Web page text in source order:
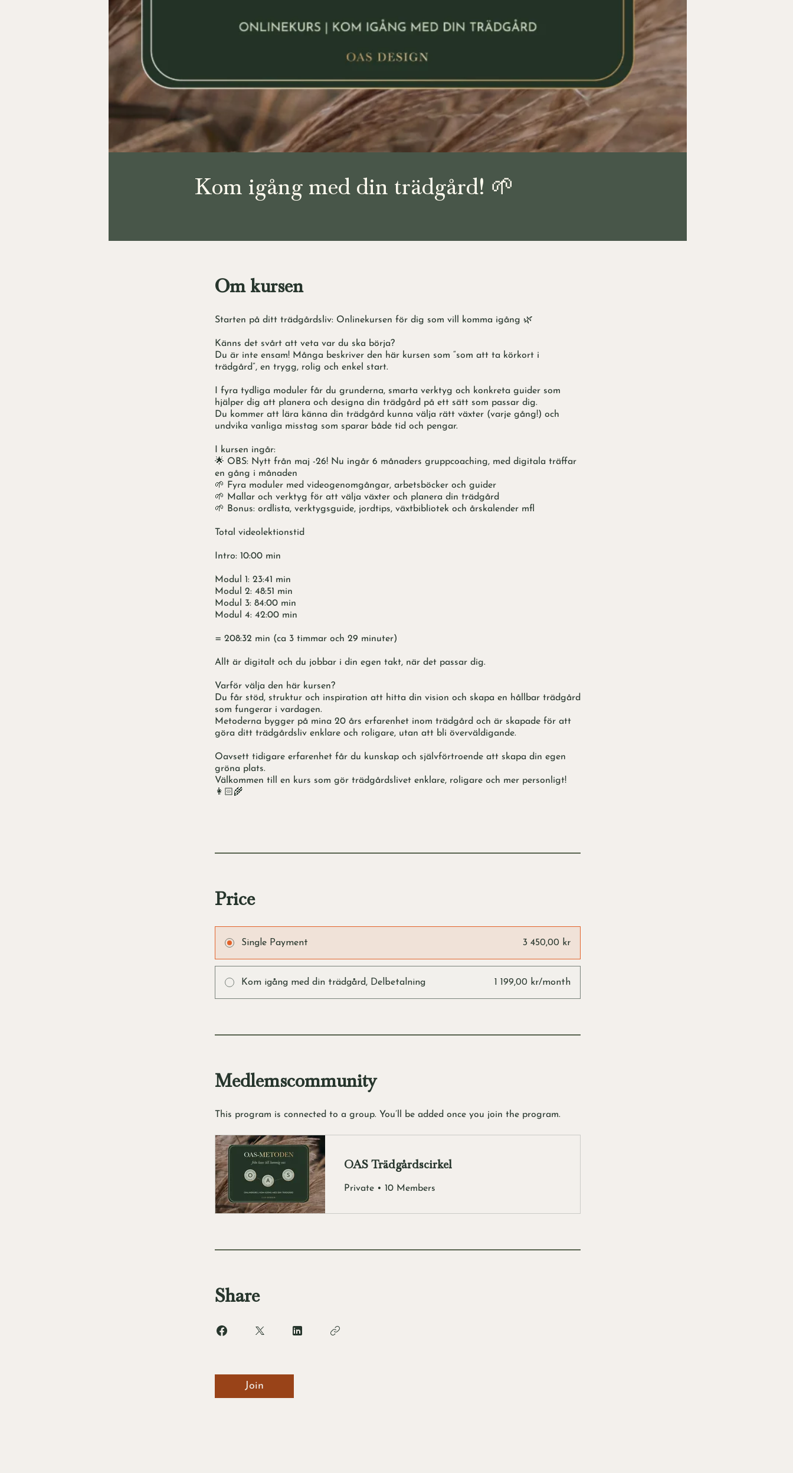
Kom igång med din trädgård! 🌱
Om kursen
Starten på ditt trädgårdsliv: Onlinekursen för dig som vill komma igång 🌿
Känns det svårt att veta var du ska börja?
Du är inte ensam! Många beskriver den här kursen som “som att ta körkort i
trädgård”, en trygg, rolig och enkel start.
I fyra tydliga moduler får du grunderna, smarta verktyg och konkreta guider som
hjälper dig att planera och designa din trädgård på ett sätt som passar dig.
Du kommer att lära känna din trädgård kunna välja rätt växter (varje gång!) och
undvika vanliga misstag som sparar både tid och pengar.
I kursen ingår:
🌟 OBS: Nytt från maj -26! Nu ingår 6 månaders gruppcoaching, med digitala träffar
en gång i månaden
🌱 Fyra moduler med videogenomgångar, arbetsböcker och guider
🌱 Mallar och verktyg för att välja växter och planera din trädgård
🌱 Bonus: ordlista, verktygsguide, jordtips, växtbibliotek och årskalender mfl
Total videolektionstid
Intro: 10:00 min
Modul 1: 23:41 min
Modul 2: 48:51 min
Modul 3: 84:00 min
Modul 4: 42:00 min
= 208:32 min (ca 3 timmar och 29 minuter)
Allt är digitalt och du jobbar i din egen takt, när det passar dig.
Varför välja den här kursen?
Du får stöd, struktur och inspiration att hitta din vision och skapa en hållbar trädgård
som fungerar i vardagen.
Metoderna bygger på mina 20 års erfarenhet inom trädgård och är skapade för att
göra ditt trädgårdsliv enklare och roligare, utan att bli överväldigande.
Oavsett tidigare erfarenhet får du kunskap och självförtroende att skapa din egen
gröna plats.
Välkommen till en kurs som gör trädgårdslivet enklare, roligare och mer personligt!
👩🏻‍🌾
Price
Single Payment 3 450,00 kr
Kom igång med din trädgård, Delbetalning 1 199,00 kr/month
Medlemscommunity
This program is connected to a group. You’ll be added once you join the program.
OAS Trädgårdscirkel
Private • 10 Members
Share
Join